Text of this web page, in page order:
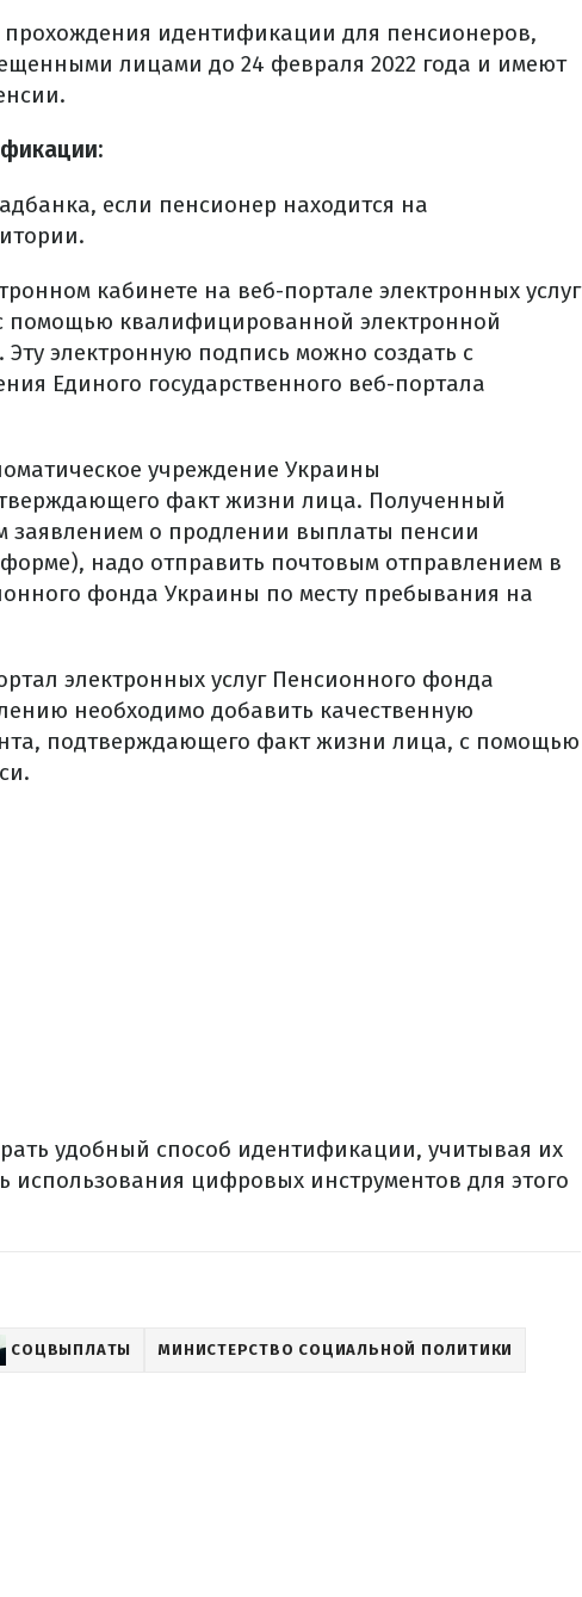
идентификации для пенсионеров,
лицами до 24 февраля 2022 года и имеют
если пенсионер находится на
кабинете на веб-портале электронных услуг
помощью квалифицированной электронной
электронную подпись можно создать с
Единого государственного веб-портала
учреждение Украины
факт жизни лица. Полученный
заявлением о продлении выплаты пенсии
надо отправить почтовым отправлением в
фонда Украины по месту пребывания на
электронных услуг Пенсионного фонда
необходимо добавить качественную
подтверждающего факт жизни лица, с помощью
удобный способ идентификации, учитывая их
цифровых инструментов для этого
СОЦВЫПЛАТЫ МИНИСТЕРСТВО СОЦИАЛЬНОЙ ПОЛИТИКИ